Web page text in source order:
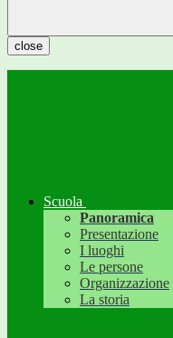
close
Scuola
Panoramica
Presentazione
I luoghi
Le persone
Organizzazione
La storia